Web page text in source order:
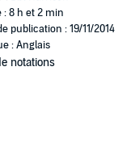
: 8 h et 2 min
publication : 19/11/2014
: Anglais
notations